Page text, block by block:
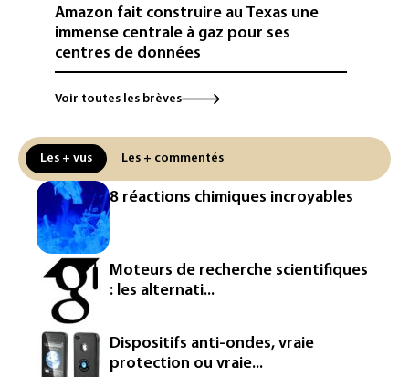
Amazon fait construire au Texas une
immense centrale à gaz pour ses
centres de données
L'UE demande à Meta et TikTok de
Ceuta
L'Europe se prépare à une baisse de la
production d'électricité lors de l'éclipse
solaire
La métropole de Rouen porte plainte
contre BASF pour pollution aux PFAS
Canicule: à l'arrêt depuis fin juillet, la
centrale de Golfech reconnectée au
réseau
Voir toutes les brèves
Les + vus Les + commentés
8 réactions chimiques incroyables
Moteurs de recherche scientifiques
: les alternati...
Dispositifs anti-ondes, vraie
protection ou vraie...